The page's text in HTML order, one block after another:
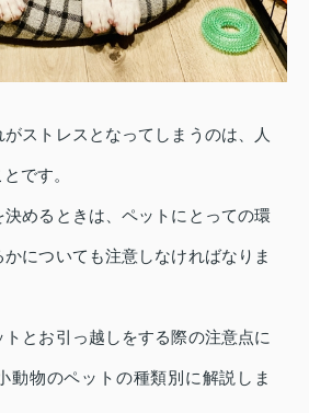
ストレスとなってしまうのは、人
です。
めるときは、ペットにとっての環
についても注意しなければなりま
とお引っ越しをする際の注意点に
動物のペットの種類別に解説しま